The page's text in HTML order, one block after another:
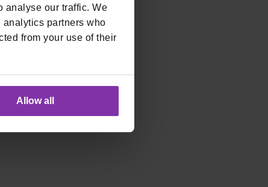
analyse our traffic. We
partners who
from your use of their
Allow all